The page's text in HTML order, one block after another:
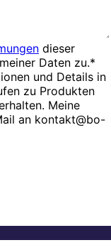
dieser
Daten zu.*
und Details in
zu Produkten
Meine
an kontakt@bo-